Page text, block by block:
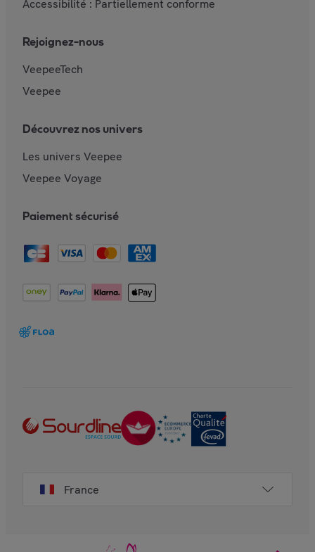
Accessibilité : Partiellement conforme
Rejoignez-nous
VeepeeTech
Veepee
Découvrez nos univers
Les univers Veepee
Veepee Voyage
Paiement sécurisé
France